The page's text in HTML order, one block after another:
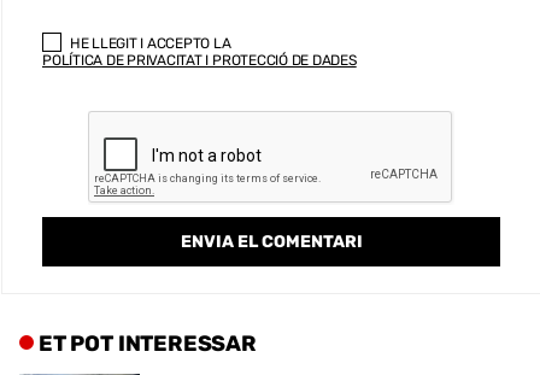
HE LLEGIT I ACCEPTO LA
POLÍTICA DE PRIVACITAT I PROTECCIÓ DE DADES
ET POT INTERESSAR